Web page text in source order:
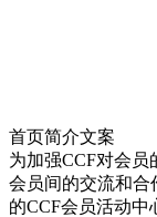
首页简介文案
为加强CCF对会
会员间的交流和合
的CCF会员活动中